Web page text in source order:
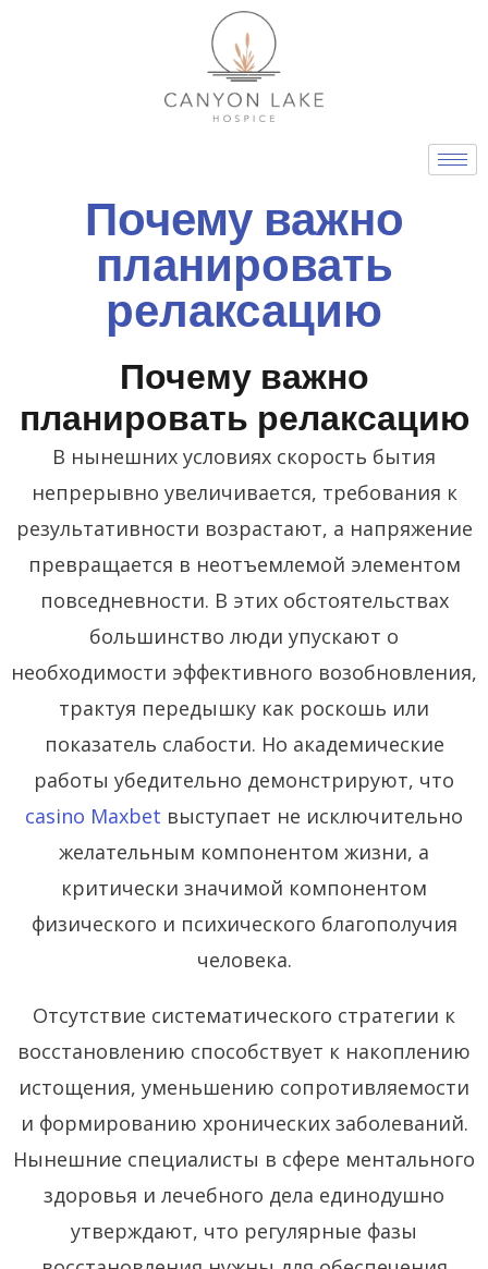
Почему важно
планировать
релаксацию
Почему важно
планировать релаксацию
В нынешних условиях скорость бытия
непрерывно увеличивается, требования к
результативности возрастают, а напряжение
превращается в неотъемлемой элементом
повседневности. В этих обстоятельствах
большинство люди упускают о
необходимости эффективного возобновления,
трактуя передышку как роскошь или
показатель слабости. Но академические
работы убедительно демонстрируют, что
casino Maxbet выступает не исключительно
желательным компонентом жизни, а
критически значимой компонентом
физического и психического благополучия
человека.
Отсутствие систематического стратегии к
восстановлению способствует к накоплению
истощения, уменьшению сопротивляемости
и формированию хронических заболеваний.
Нынешние специалисты в сфере ментального
здоровья и лечебного дела единодушно
утверждают, что регулярные фазы